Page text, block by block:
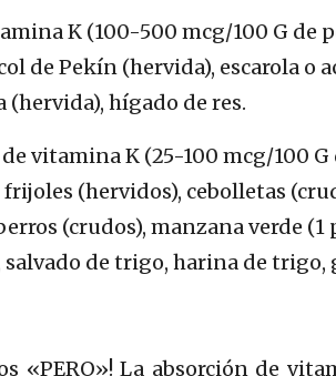
K (100-500 mcg/100 G de
de Pekín (hervida), escarola
hígado de res.
vitamina K (25-100 mcg/100
(hervidos), cebolletas
(crudos), manzana verde
salvado de trigo, harina de
«PERO»! La absorción de